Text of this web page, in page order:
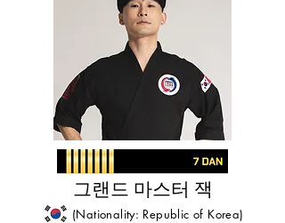
그랜드 마스터 잭
(Nationality: Republic of Korea)